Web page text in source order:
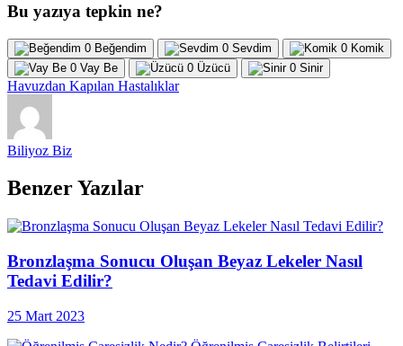
Bu yazıya tepkin ne?
0 Beğendim 0 Sevdim 0 Komik
0 Vay Be 0 Üzücü 0 Sinir
Havuzdan Kapılan Hastalıklar
Biliyoz Biz
Benzer Yazılar
Bronzlaşma Sonucu Oluşan Beyaz Lekeler Nasıl
Tedavi Edilir?
25 Mart 2023